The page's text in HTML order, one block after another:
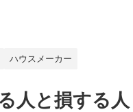
ハウスメーカー
人と損する人